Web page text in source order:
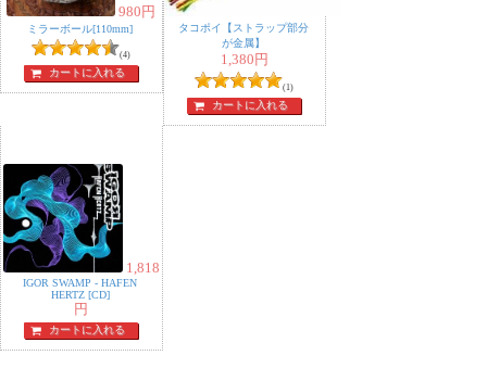
ミラーボール[110mm]
980 円
(4)
カートに入れる
タコポイ【ストラップ部分
が金属】
1,380 円
(1)
カートに入れる
IGOR SWAMP - HAFEN
HERTZ [CD]
1,818
円
カートに入れる